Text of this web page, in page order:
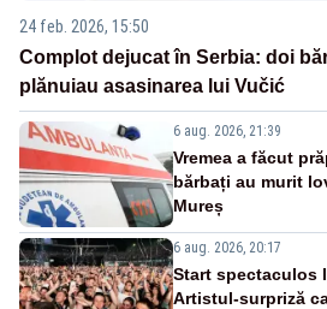
24 feb. 2026, 15:50
Complot dejucat în Serbia: doi
plănuiau asasinarea lui Vučić
6 aug. 2026, 21:39
Vremea a făcut
bărbați au murit
Mureș
6 aug. 2026, 20:17
Start spectaculos
Artistul-surpriză